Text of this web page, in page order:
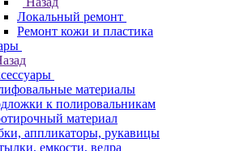
Локальный ремонт
Ремонт кожи и пластика
материалы
к полировальникам
материал
аппликаторы, рукавицы
емкости, ведра